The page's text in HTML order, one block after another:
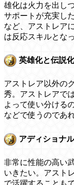
雄化は火力を出し
サポートが充実し
など、アストレア
は反応スキルとな
英雄化と伝説
アストレア以外の
秀。アストレアで
よって使い分ける
などで使うのであ
アディショナ
非常に性能の高い
いきたい。アスト
で活躍することも